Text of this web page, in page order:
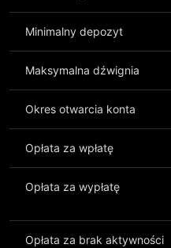
Minimalny depozyt
Maksymalna dźwignia
Okres otwarcia konta
Opłata za wpłatę
Opłata za wypłatę
Opłata za brak aktywności